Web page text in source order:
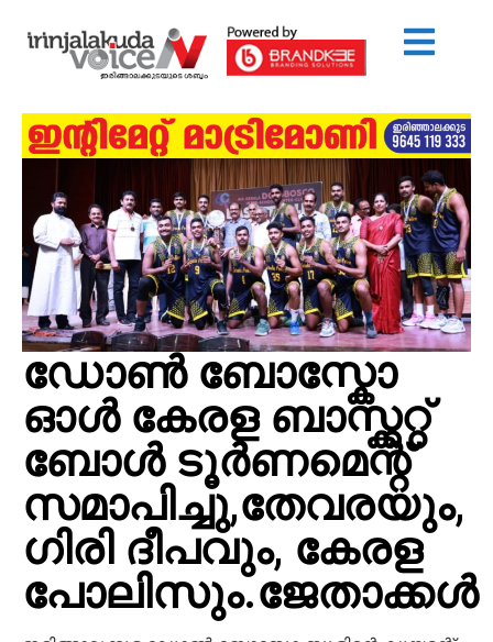
ഡോൺ ബോസ്കോ
ഓൾ കേരള ബാസ്ക്കറ്റ്
ബോൾ ടൂർണമെന്റ്
സമാപിച്ചു,തേവരയും,
ഗിരി ദീപവും, കേരള
പോലിസും.ജേതാക്കൾ